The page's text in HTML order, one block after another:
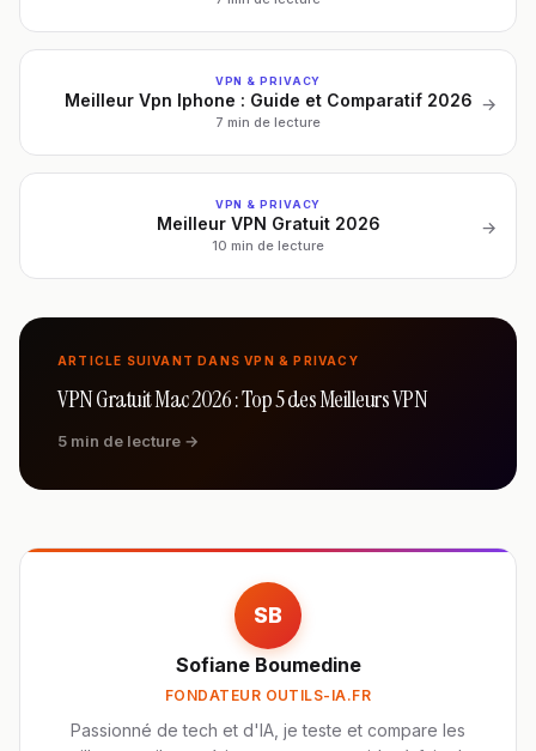
VPN & PRIVACY
Meilleur Vpn Iphone : Guide et Comparatif 2026
7 min de lecture
→
VPN & PRIVACY
Meilleur VPN Gratuit 2026
10 min de lecture
→
ARTICLE SUIVANT DANS VPN & PRIVACY
VPN Gratuit Mac 2026 : Top 5 des Meilleurs VPN
5 min de lecture →
SB
Sofiane Boumedine
FONDATEUR OUTILS-IA.FR
Passionné de tech et d'IA, je teste et compare les